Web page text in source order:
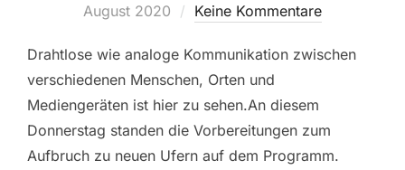
August 2020
Keine Kommentare
Drahtlose wie analoge Kommunikation zwischen
verschiedenen Menschen, Orten und
Mediengeräten ist hier zu sehen.An diesem
Donnerstag standen die Vorbereitungen zum
Aufbruch zu neuen Ufern auf dem Programm.